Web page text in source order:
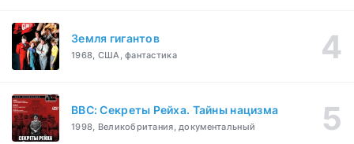
Земля гигантов
1968, США, фантастика
BBC: Секреты Рейха. Тайны нацизма
1998, Великобритания, документальный